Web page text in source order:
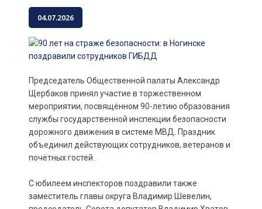
04.07.2026
Председатель Общественной палаты Александр
Щербаков принял участие в торжественном
мероприятии, посвящённом 90-летию образования
службы государственной инспекции безопасности
дорожного движения в системе МВД. Праздник
объединил действующих сотрудников, ветеранов и
почётных гостей.
С юбилеем инспекторов поздравили также
заместитель главы округа Владимир Шевелин,